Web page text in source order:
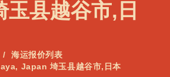
县越谷市,日
海运报价列表
Japan 埼玉县越谷市,日本